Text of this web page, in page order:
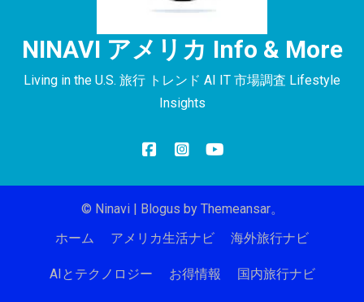
NINAVI アメリカ Info & More
Living in the U.S. 旅行 トレンド AI IT 市場調査 Lifestyle
Insights
© Ninavi | Blogus by Themeansar。
ホーム
アメリカ生活ナビ 海外旅行ナビ
AIとテクノロジー お得情報 国内旅行ナビ